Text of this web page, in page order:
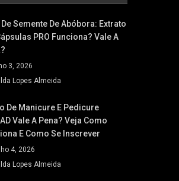
Semente De Abóbora: Extrato
PRO Funciona? Vale A
3, 2026
Lopes Almeida
De Manicure E Pedicure
Vale A Pena? Veja Como
E Como Se Inscrever
4, 2026
Lopes Almeida